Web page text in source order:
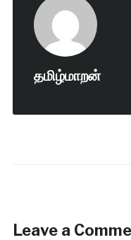
தமிழ்மாறன்
Leave a